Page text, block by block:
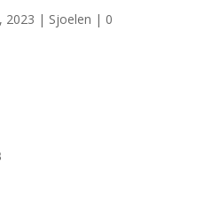
2023 | Sjoelen | 0